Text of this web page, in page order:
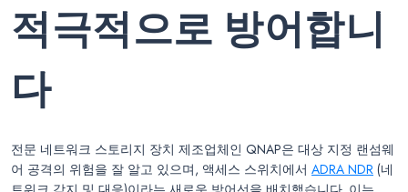
적극적으로 방어합니
다
전문 네트워크 스토리지 장치 제조업체인 QNAP은 대상 지정 랜섬웨
어 공격의 위험을 잘 알고 있으며, 액세스 스위치에서 ADRA NDR (네